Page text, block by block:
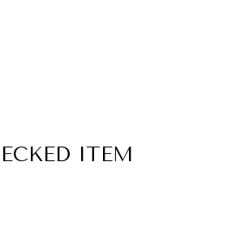
ITEM